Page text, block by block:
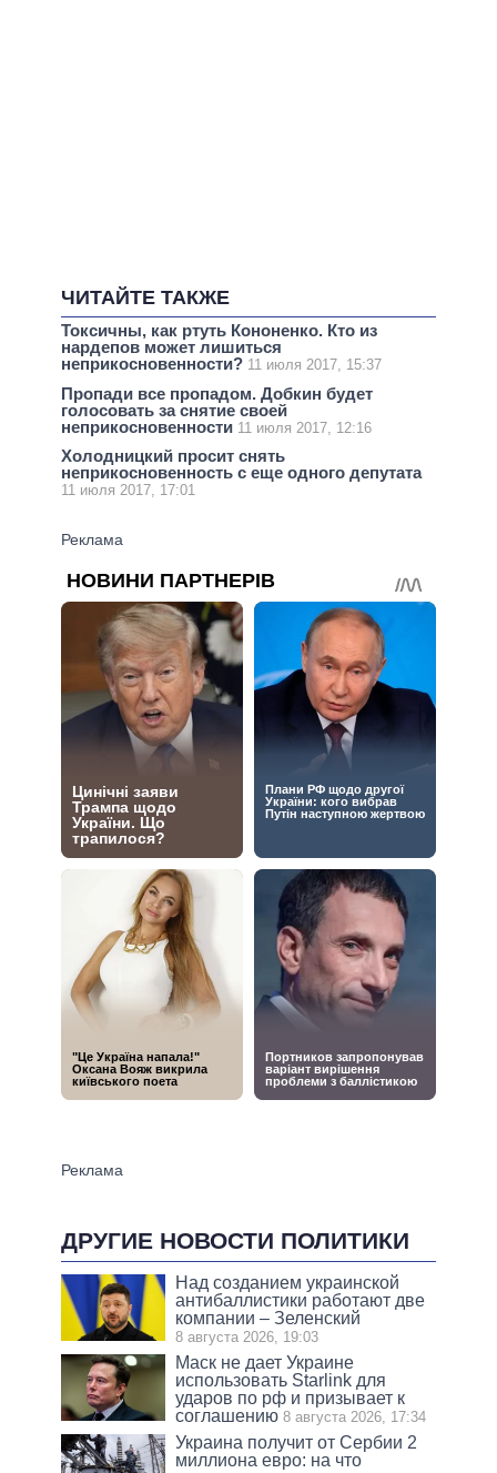
ЧИТАЙТЕ ТАКЖЕ
Токсичны, как ртуть Кононенко. Кто из
нардепов может лишиться
неприкосновенности? 11 июля 2017, 15:37
Пропади все пропадом. Добкин будет
голосовать за снятие своей
неприкосновенности 11 июля 2017, 12:16
Холодницкий просит снять
неприкосновенность с еще одного депутата
11 июля 2017, 17:01
ДРУГИЕ НОВОСТИ ПОЛИТИКИ
Над созданием украинской
антибаллистики работают две
компании – Зеленский
8 августа 2026, 19:03
Маск не дает Украине
использовать Starlink для
ударов по рф и призывает к
соглашению 8 августа 2026, 17:34
Украина получит от Сербии 2
миллиона евро: на что